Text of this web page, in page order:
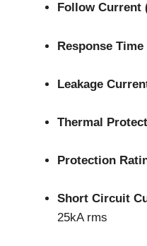
Follow Current
Response Time
Leakage
Thermal
Protection
Short Circuit
25kA rms